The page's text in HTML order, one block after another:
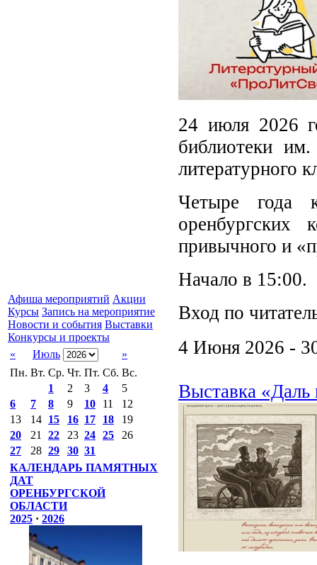
Афиша мероприятий Акции
Курсы Запись на мероприятие
Новости и события Выставки
Конкурсы и проекты
«
Июль
»
Пн. Вт. Ср. Чт. Пт. Сб. Вс.
1
2 3 4
5
6
7 8 9 10 11
12
13
14 15 16 17 18
19
20
21 22 23 24 25
26
27
28 29 30 31
КАЛЕНДАРЬ ПАМЯТНЫХ
ДАТ
ОРЕНБУРГСКОЙ
ОБЛАСТИ
2025 · 2026
24 июля 2026
библиотеки
литературного
Четыре года
привычного и
Начало в 15:00.
Вход по
4 Июня 2026 -
Выставка «Даль